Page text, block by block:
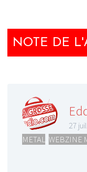
NOTE DE
27
METAL WEBZINE